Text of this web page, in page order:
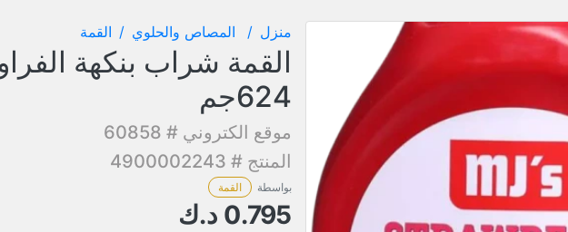
منزل المصاص والحلوي القمة
القمة شراب بنكهة
624جم
موقع الكتروني # 60858
المنتج # 4900002243
بواسطة القمة
0.795 د.ك